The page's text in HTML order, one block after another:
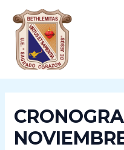
contenido
navigation